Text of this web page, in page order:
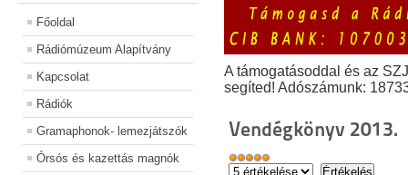
Főoldal
Rádiómúzeum Alapítvány
Kapcsolat
Rádiók
Gramaphonok- lemezjátszók
Órsós és kazettás magnók
A támogatásoddal és az
segíted! Adószámunk:
Vendégkönyv 2013.